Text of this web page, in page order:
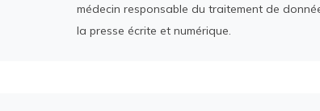
médecin responsable du traitement de
la presse écrite et numérique.